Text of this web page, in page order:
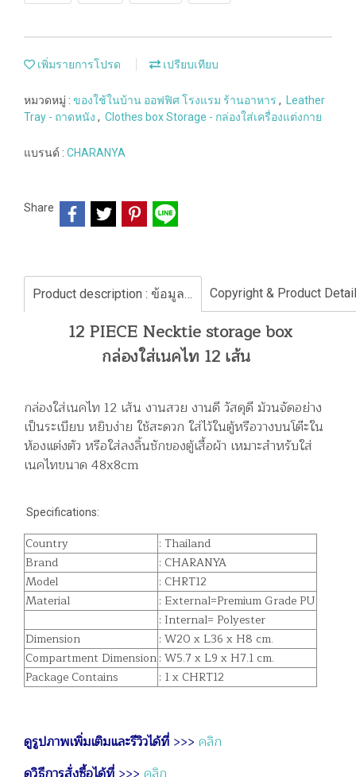
เพิ่มรายการโปรด เปรียบเทียบ
หมวดหมู่ : ของใช้ในบ้าน ออฟฟิศ โรงแรม ร้านอาหาร ,
Leather
Tray - ถาดหนัง , Clothes box Storage - กล่องใส่เครื่องแต่งกาย
แบรนด์ : CHARANYA
Share
Product description : ข้อมูลสินค้า
12 PIECE Necktie storage box
กล่องใส่เนคไท 12 เส้น
กล่องใส่เนคไท 12 เส้น งานสวย งานดี วัสดุดี ม้วนจัดอย่าง
เป็นระเบียบ หยิบง่าย ใช้สะดวก ใส่ไว้ในตู้หรือวางบนโต๊ะใน
ห้องแต่งตัว หรือใส่ลงลิ้นชักของตู้เสื้อผ้า เหมาะสำหรับใส่
เนคไทขนาด 48x8cm
Specifications:
Country
: Thailand
Brand
: CHARANYA
Model
: CHRT12
Material
: External=Premium Grade PU
: Internal= Polyester
Dimension
: W20 x L36 x H8 cm.
Compartment Dimension: W5.7 x L9 x H7.1 cm.
Package Contains
: 1 x CHRT12
ดูรูปภาพเพิ่มเติมและรีวิวได้ที่ >>> คลิก